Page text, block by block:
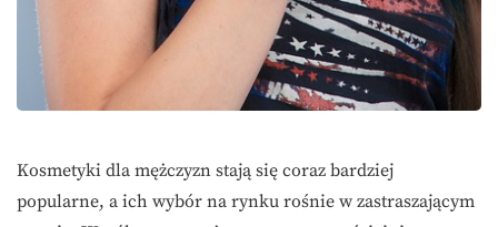
Kosmetyki dla mężczyzn stają się coraz bardziej
popularne, a ich wybór na rynku rośnie w zastraszającym